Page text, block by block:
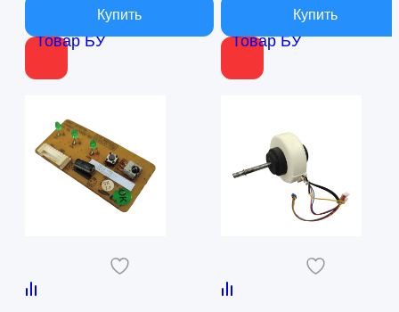
Товар БУ Товар БУ